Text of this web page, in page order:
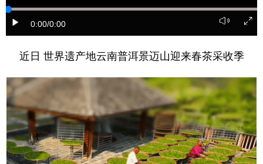
0:00/0:00
近日 世界遗产地云南普洱景迈山迎来春茶采收季